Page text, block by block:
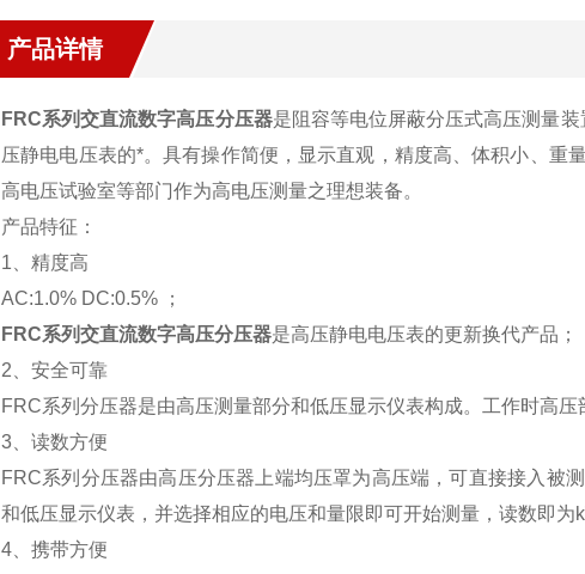
产品详情
FRC系列交直流数字高压分压器是阻容等电位屏蔽分压式高压测量
压静电电压表的*。具有操作简便，显示直观，精度高、体积小、重
高电压试验室等部门作为高电压测量之理想装备。
产品特征：
1、精度高
AC:1.0% DC:0.5% ；
FRC系列交直流数字高压分压器是高压静电电压表的更新换代产品；
2、安全可靠
FRC系列分压器是由高压测量部分和低压显示仪表构成。工作时高压
3、读数方便
FRC系列分压器由高压分压器上端均压罩为高压端，可直接接入被
和低压显示仪表，并选择相应的电压和量限即可开始测量，读数即为
4、携带方便